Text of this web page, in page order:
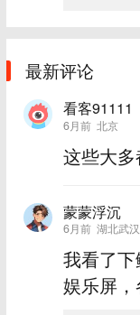
最新评论
看客91111
6月前 北京
这些大
蒙蒙浮沉
6月前 湖北武汉
我看了
娱乐屏